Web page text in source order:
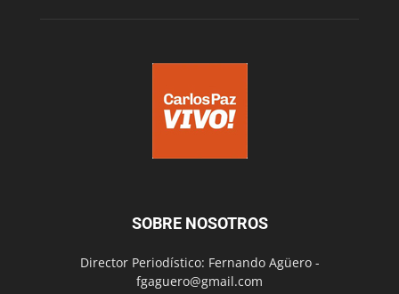
SOBRE NOSOTROS
Director Periodístico: Fernando Agüero -
fgaguero@gmail.com